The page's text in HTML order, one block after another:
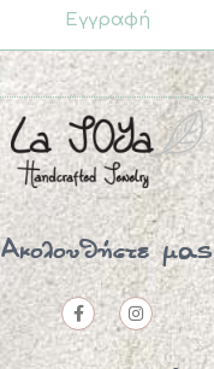
Εγγραφή
Ακολουθήστε μας